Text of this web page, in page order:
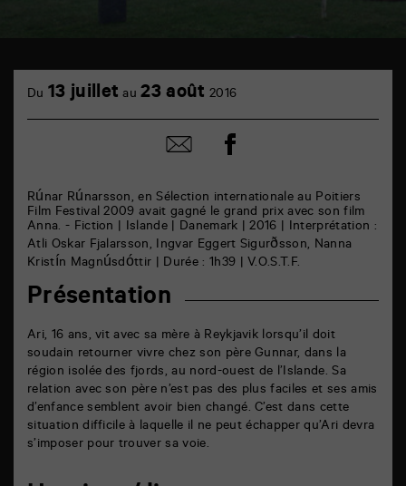
cinéma
PoitiersRúnar Rúnarsson, en Sélection internationale au Poitiers
Film Festival 2009 avait gagné le grand prix avec son film
Anna. - Fiction | Islande | Danemark | 2016 | Interprétation :
Atli Oskar Fjalarsson, Ingvar Eggert Sigurðsson, Nanna
Kristín Magnúsdóttir | Durée : 1h39 | V.O.S.T.F.
Présentation
Ari, 16 ans, vit avec sa mère à Reykjavik lorsqu’il doit
soudain retourner vivre chez son père Gunnar, dans la
région isolée des fjords, au nord-ouest de l’Islande. Sa
relation avec son père n’est pas des plus faciles et ses amis
d’enfance semblent avoir bien changé. C’est dans cette
situation difficile à laquelle il ne peut échapper qu’Ari devra
s’imposer pour trouver sa voie.
Du 13 juillet au23 août 2016
Partager
par
Partager
sur